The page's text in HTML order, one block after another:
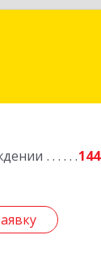
144